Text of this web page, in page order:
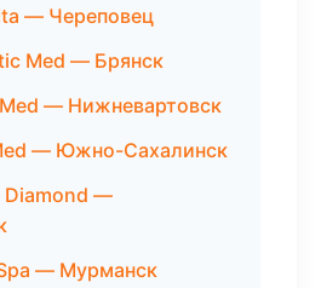
— Череповец
Med — Брянск
— Нижневартовск
— Южно-Сахалинск
Diamond —
— Мурманск